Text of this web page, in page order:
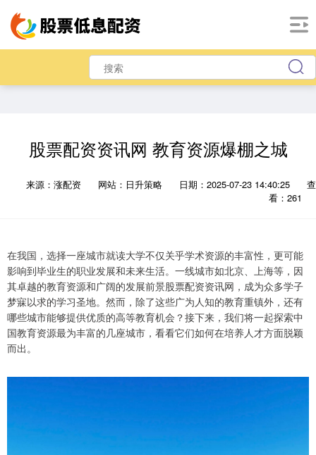
股票配资资讯网 教育资源爆棚之城
来源：涨配资 网站：日升策略 日期：2025-07-23 14:40:25
查
看：261
在我国，选择一座城市就读大学不仅关乎学术资源的丰富性，更可能
影响到毕业生的职业发展和未来生活。一线城市如北京、上海等，因
其卓越的教育资源和广阔的发展前景股票配资资讯网，成为众多学子
梦寐以求的学习圣地。然而，除了这些广为人知的教育重镇外，还有
哪些城市能够提供优质的高等教育机会？接下来，我们将一起探索中
国教育资源最为丰富的几座城市，看看它们如何在培养人才方面脱颖
而出。